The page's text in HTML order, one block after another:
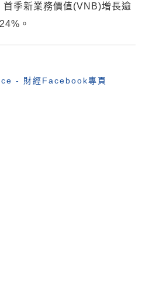
首季新業務價值(VNB)增長逾
。
- 財經Facebook專頁